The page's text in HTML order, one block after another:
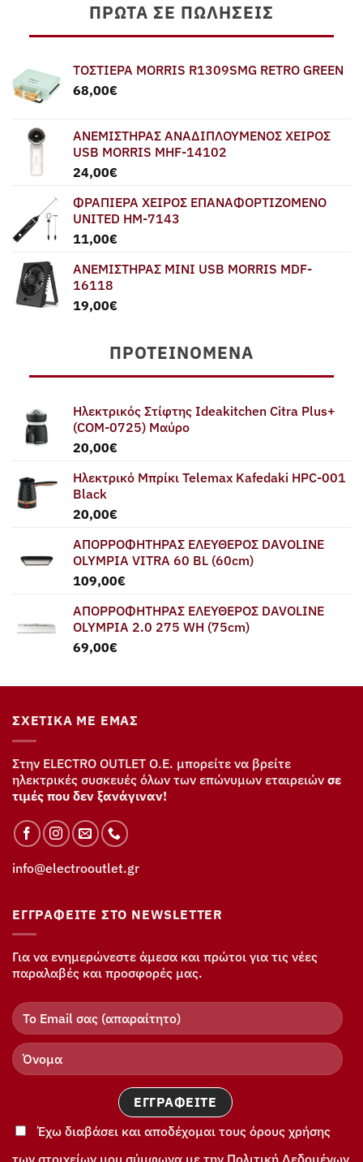
ΠΡΏΤΑ ΣΕ ΠΩΛΉΣΕΙΣ
ΤΟΣΤΙΕΡΑ MORRIS R1309SMG RETRO GREEN
68,00€
ΑΝΕΜΙΣΤΗΡΑΣ ΑΝΑΔΙΠΛΟΥΜΕΝΟΣ ΧΕΙΡΟΣ
USB MORRIS MHF-14102
24,00€
ΦΡΑΠΙΕΡΑ ΧΕΙΡΟΣ ΕΠΑΝΑΦΟΡΤΙΖΟΜΕΝΟ
UNITED HM-7143
11,00€
ΑΝΕΜΙΣΤΗΡΑΣ MINI USB MORRIS MDF-
16118
19,00€
ΠΡΟΤΕΙΝΌΜΕΝΑ
Ηλεκτρικός Στίφτης Ideakitchen Citra Plus+
(COM-0725) Μαύρο
20,00€
Ηλεκτρικό Μπρίκι Telemax Kafedaki HPC-001
Black
20,00€
ΑΠΟΡΡΟΦΗΤΗΡΑΣ ΕΛΕΥΘΕΡΟΣ DAVOLINE
OLYMPIA VITRA 60 BL (60cm)
109,00€
ΑΠΟΡΡΟΦΗΤΗΡΑΣ ΕΛΕΥΘΕΡΟΣ DAVOLINE
OLYMPIA 2.0 275 WH (75cm)
69,00€
ΣΧΕΤΙΚΆ ΜΕ ΕΜΆΣ
Στην ELECTRO OUTLET Ο.Ε. μπορείτε να βρείτε
ηλεκτρικές συσκευές όλων των επώνυμων εταιρειών σε
τιμές που δεν ξανάγιναν!
info@electrooutlet.gr
ΕΓΓΡΑΦΕΊΤΕ ΣΤΟ NEWSLETTER
Για να ενημερώνεστε άμεσα και πρώτοι για τις νέες
παραλαβές και προσφορές μας.
Έχω διαβάσει και αποδέχομαι τους όρους χρήσης